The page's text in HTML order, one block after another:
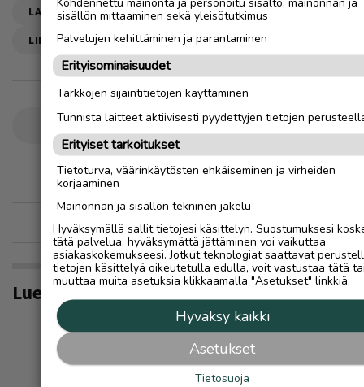
LASKETTELU MATKAILU
HIIHTOKESKUS
LIIKUNTA
Ilmoita asiavirheestä
Lue myös
sisällön mittaaminen sekä yleisötutkimus
Palvelujen kehittäminen ja parantaminen
Erityisominaisuudet
Tarkkojen sijaintitietojen käyttäminen
Tunnista laitteet aktiivisesti pyydettyjen tietojen
Erityiset tarkoitukset
Tietoturva, väärinkäytösten ehkäiseminen ja virheiden
korjaaminen
Mainonnan ja sisällön tekninen jakelu
Hyväksymällä sallit tietojesi käsittelyn. Suostumuksesi
tätä palvelua, hyväksymättä jättäminen voi vaikuttaa
asiakaskokemukseesi. Jotkut teknologiat saattavat
tietojen käsittelyä oikeutetulla edulla, voit vastustaa tätä
muuttaa muita asetuksia klikkaamalla "Asetukset" linkkiä.
Hyväksy kaikki
Asetukset
Tietosuoja